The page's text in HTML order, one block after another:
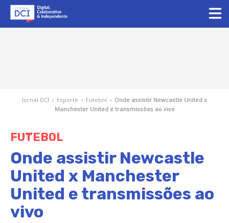
Jornal DCI › Esporte › Futebol › Onde assistir Newcastle United x
Manchester United e transmissões ao vivo
FUTEBOL
Onde assistir Newcastle
United x Manchester
United e transmissões ao
vivo